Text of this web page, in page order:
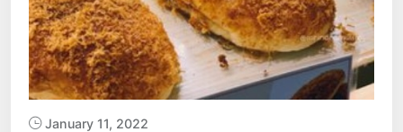
January 11, 2022